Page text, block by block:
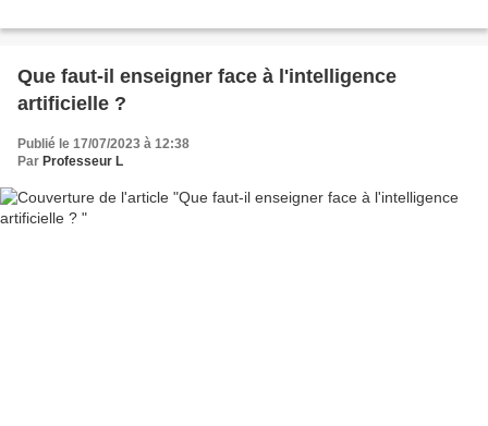
Que faut-il enseigner face à l'intelligence
artificielle ?
Publié le 17/07/2023 à 12:38
Par Professeur L